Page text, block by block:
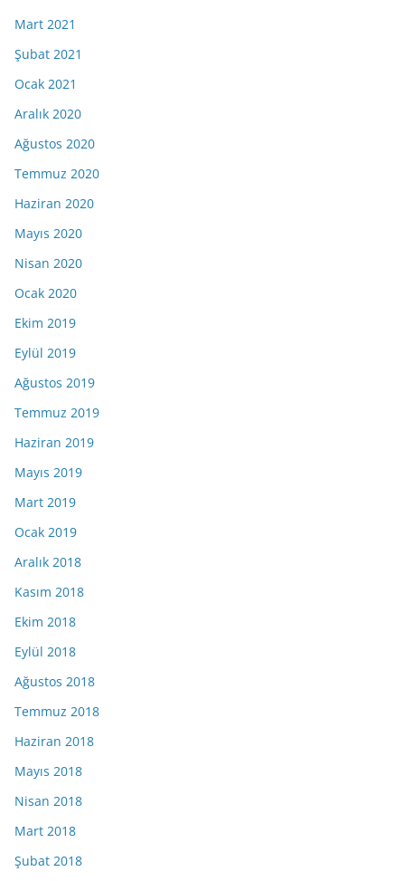
Mart 2021
Şubat 2021
Ocak 2021
Aralık 2020
Ağustos 2020
Temmuz 2020
Haziran 2020
Mayıs 2020
Nisan 2020
Ocak 2020
Ekim 2019
Eylül 2019
Ağustos 2019
Temmuz 2019
Haziran 2019
Mayıs 2019
Mart 2019
Ocak 2019
Aralık 2018
Kasım 2018
Ekim 2018
Eylül 2018
Ağustos 2018
Temmuz 2018
Haziran 2018
Mayıs 2018
Nisan 2018
Mart 2018
Şubat 2018